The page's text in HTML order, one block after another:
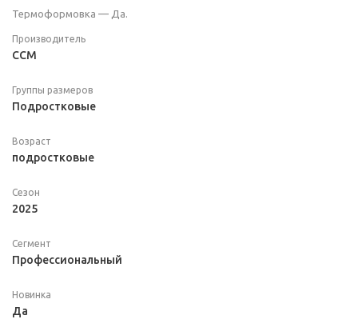
Термоформовка — Да.
Производитель
CCM
Группы размеров
Подростковые
Возраст
подростковые
Сезон
2025
Сегмент
Профессиональный
Новинка
Да